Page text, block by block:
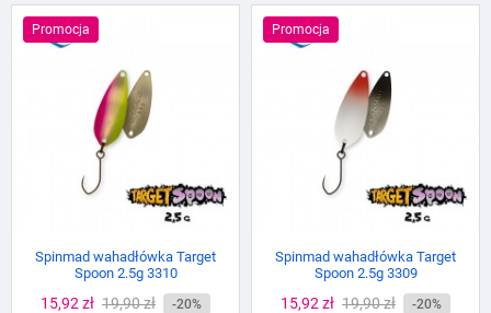
Promocja
Spinmad wahadłówka Target
Spoon 2.5g 3310
Cena
15,92 zł Cena
19,90 zł -20%
Promocja
Spinmad wahadłówka Target
Spoon 2.5g 3309
Cena
15,92 zł Cena
19,90 zł -20%